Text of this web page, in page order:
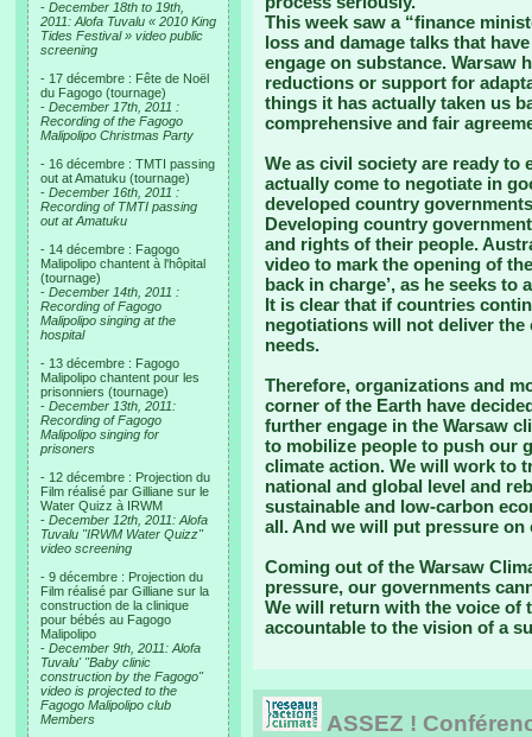
- December 18th to 19th,
2011: Alofa Tuvalu « 2010 King
Tides Festival » video public
screening
- 17 décembre : Fête de Noël
du Fagogo (tournage)
- December 17th, 2011 :
Recording of the Fagogo
Malipolipo Christmas Party
- 16 décembre : TMTI passing
out at Amatuku (tournage)
- December 16th, 2011 :
Recording of TMTI passing
out at Amatuku
- 14 décembre : Fagogo
Malipolipo chantent à l'hôpital
(tournage)
- December 14th, 2011 :
Recording of Fagogo
Malipolipo singing at the
hospital
- 13 décembre : Fagogo
Malipolipo chantent pour les
prisonniers (tournage)
- December 13th, 2011:
Recording of Fagogo
Malipolipo singing for
prisoners
- 12 décembre : Projection du
Film réalisé par Gilliane sur le
Water Quizz à IRWM
- December 12th, 2011: Alofa
Tuvalu "IRWM Water Quizz"
video screening
- 9 décembre : Projection du
Film réalisé par Gilliane sur la
construction de la clinique
pour bébés au Fagogo
Malipolipo
- December 9th, 2011: Alofa
Tuvalu' "Baby clinic
construction by the Fagogo"
video is projected to the
Fagogo Malipolipo club
Members
This week saw a “finance
loss and damage talks that
engage on substance. Warsaw
reductions or support for
things it has actually taken us
comprehensive and fair
We as civil society are ready to
actually come to negotiate in
developed country
Developing country
and rights of their people.
video to mark the opening of
back in charge’, as he seeks to
It is clear that if countries
negotiations will not deliver
needs.
Therefore, organizations and
corner of the Earth have
further engage in the Warsaw
to mobilize people to push our
climate action. We will work to
national and global level and
sustainable and low-carbon
all. And we will put pressure on
Coming out of the Warsaw
pressure, our governments
We will return with the voice of
accountable to the vision of a
ASSEZ !